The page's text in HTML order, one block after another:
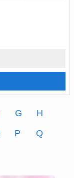
G
H
P
Q